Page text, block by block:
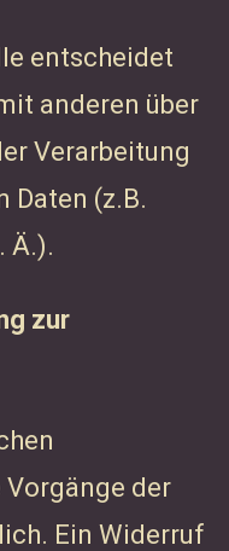
entscheidet
anderen über
Verarbeitung
Daten (z.B.
Ä.).
zur
der
Ein Widerruf